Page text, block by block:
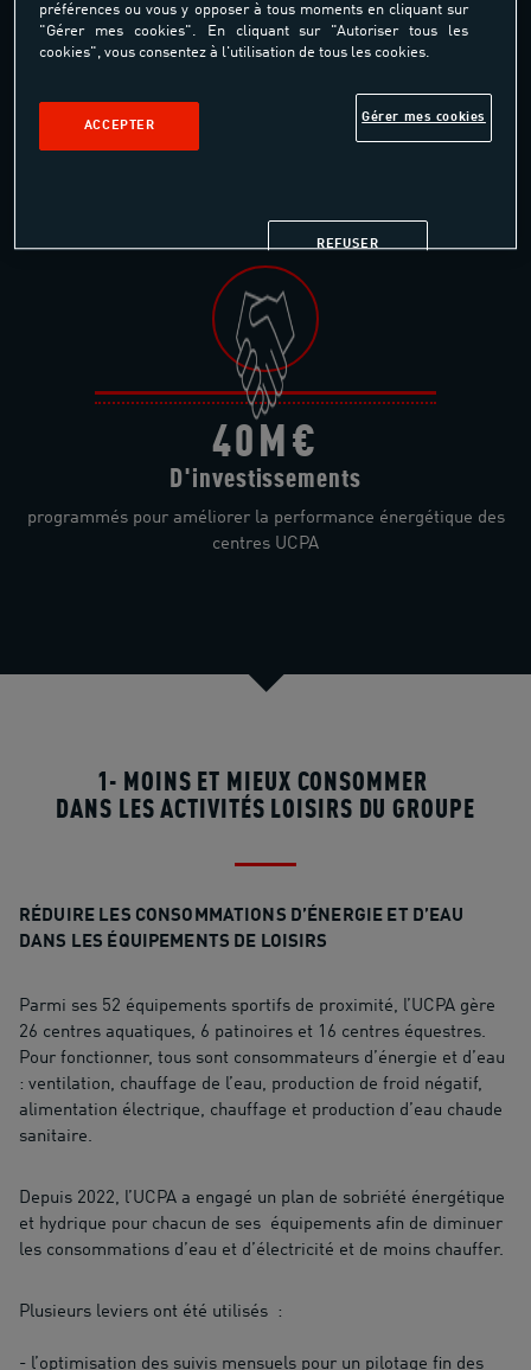
Enfants et ados
40M€
D'investissements
programmés pour améliorer la performance énergétique des
centres UCPA
1- MOINS ET MIEUX CONSOMMER
DANS LES ACTIVITÉS LOISIRS DU GROUPE
RÉDUIRE LES CONSOMMATIONS D’ÉNERGIE ET D’EAU
DANS LES ÉQUIPEMENTS DE LOISIRS
Parmi ses 52 équipements sportifs de proximité, l’UCPA gère
26 centres aquatiques, 6 patinoires et 16 centres équestres.
Pour fonctionner, tous sont consommateurs d’énergie et d’eau
: ventilation, chauffage de l’eau, production de froid négatif,
alimentation électrique, chauffage et production d’eau chaude
sanitaire.
Depuis 2022, l’UCPA a engagé un plan de sobriété énergétique
et hydrique pour chacun de ses équipements afin de diminuer
les consommations d’eau et d’électricité et de moins chauffer.
Plusieurs leviers ont été utilisés :
- l’optimisation des suivis mensuels pour un pilotage fin des
préférences ou vous y opposer à tous moments en cliquant sur
"Gérer mes cookies". En cliquant sur "Autoriser tous les
cookies", vous consentez à l'utilisation de tous les cookies.
Gérer mes cookies
REFUSER
ACCEPTER